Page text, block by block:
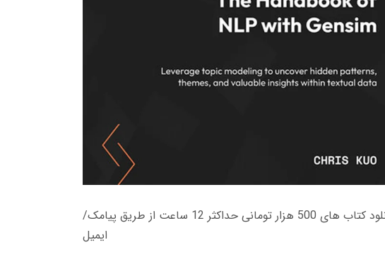
زمان تحویل کتاب های 600 هزار تومانی دانلود فوری از حساب کاربری می باشد، و زمان تحویل لینک دانلود کتاب های 500 هزار تومانی حداکثر 12 ساعت از طریق پیامک/
ایمیل